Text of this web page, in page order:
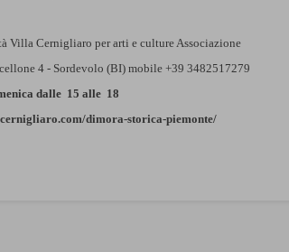
Villa Cernigliaro per arti e culture Associazione
4 - Sordevolo (BI) mobile +39 3482517279
dalle 15 alle 18
dimora-storica-piemonte/